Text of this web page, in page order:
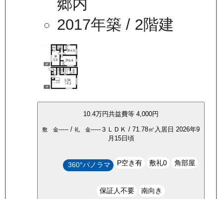
郷内
2017年築 / 2階建
10.4万円共益費等 4,000円
敷 金----- / 礼 金----- ３ＬＤＫ / 71.78㎡ 入居日 2026年9
月15日頃
360°パノラマ P空き有 敷礼0 角部屋
保証人不要 南向き